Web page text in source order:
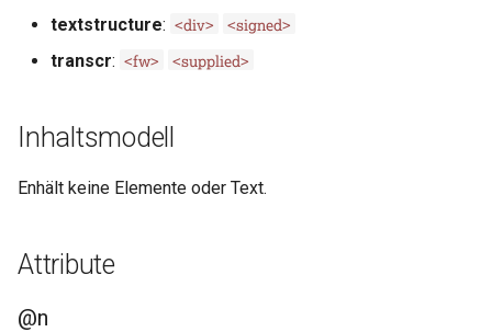
r
textstructure: <div>
<signed>
transcr: <fw> <supplied>
Inhaltsmodell
Enhält keine Elemente oder Text.
Attribute
@n